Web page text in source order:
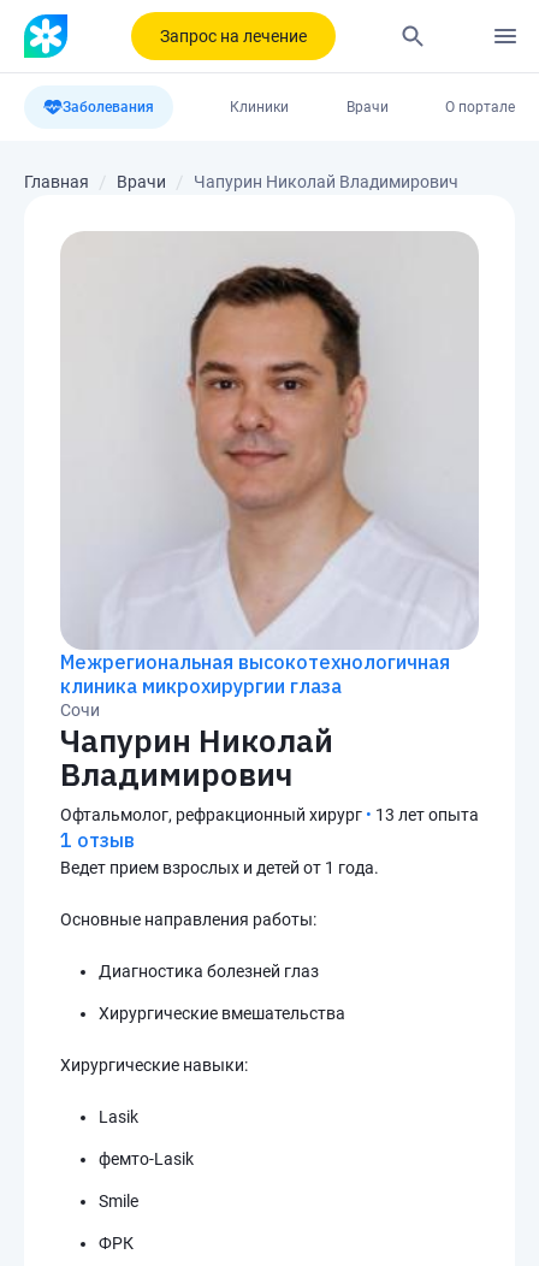
Запрос на лечение
Заболевания Клиники Врачи О портале
Главная Врачи Чапурин Николай Владимирович
Межрегиональная высокотехнологичная
клиника микрохирургии глаза
Сочи
Чапурин Николай
Владимирович
Офтальмолог, рефракционный хирург • 13 лет опыта
1 отзыв
Ведет прием взрослых и детей от 1 года.
Основные направления работы:
Диагностика болезней глаз
Хирургические вмешательства
Хирургические навыки:
Lasik
фемто-Lasik
Smile
ФРК